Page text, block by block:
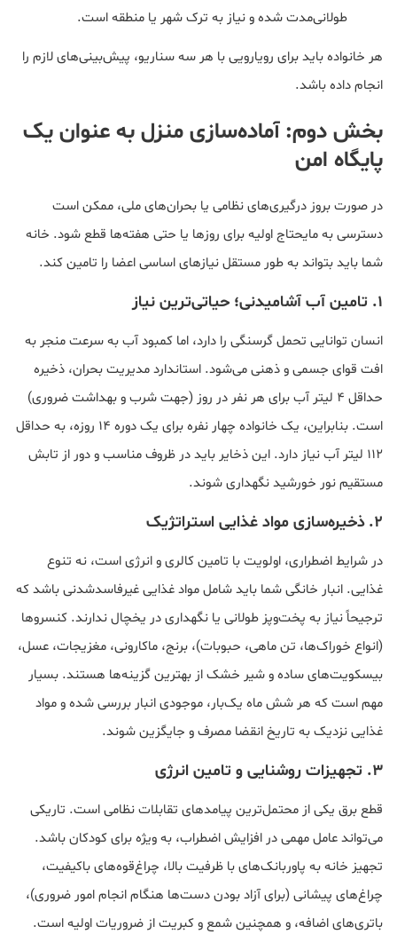
طولانی‌مدت شده و نیاز به ترک شهر یا منطقه است.
هر خانواده باید برای رویارویی با هر سه سناریو، پیش‌بینی‌های لازم را
انجام داده باشد.
بخش دوم: آماده‌سازی منزل به عنوان یک
پایگاه امن
در صورت بروز درگیری‌های نظامی یا بحران‌های ملی، ممکن است
دسترسی به مایحتاج اولیه برای روزها یا حتی هفته‌ها قطع شود. خانه
شما باید بتواند به طور مستقل نیازهای اساسی اعضا را تامین کند.
۱. تامین آب آشامیدنی؛ حیاتی‌ترین نیاز
انسان توانایی تحمل گرسنگی را دارد، اما کمبود آب به سرعت منجر به
افت قوای جسمی و ذهنی می‌شود. استاندارد مدیریت بحران، ذخیره
حداقل ۴ لیتر آب برای هر نفر در روز (جهت شرب و بهداشت ضروری)
است. بنابراین، یک خانواده چهار نفره برای یک دوره ۱۴ روزه، به حداقل
۱۱۲ لیتر آب نیاز دارد. این ذخایر باید در ظروف مناسب و دور از تابش
مستقیم نور خورشید نگهداری شوند.
۲. ذخیره‌سازی مواد غذایی استراتژیک
در شرایط اضطراری، اولویت با تامین کالری و انرژی است، نه تنوع
غذایی. انبار خانگی شما باید شامل مواد غذایی غیرفاسدشدنی باشد که
ترجیحاً نیاز به پخت‌وپز طولانی یا نگهداری در یخچال ندارند. کنسروها
(انواع خوراک‌ها، تن ماهی، حبوبات)، برنج، ماکارونی، مغزیجات، عسل،
بیسکویت‌های ساده و شیر خشک از بهترین گزینه‌ها هستند. بسیار
مهم است که هر شش ماه یک‌بار، موجودی انبار بررسی شده و مواد
غذایی نزدیک به تاریخ انقضا مصرف و جایگزین شوند.
۳. تجهیزات روشنایی و تامین انرژی
قطع برق یکی از محتمل‌ترین پیامدهای تقابلات نظامی است. تاریکی
می‌تواند عامل مهمی در افزایش اضطراب، به ویژه برای کودکان باشد.
تجهیز خانه به پاوربانک‌های با ظرفیت بالا، چراغ‌قوه‌های باکیفیت،
چراغ‌های پیشانی (برای آزاد بودن دست‌ها هنگام انجام امور ضروری)،
باتری‌های اضافه، و همچنین شمع و کبریت از ضروریات اولیه است.